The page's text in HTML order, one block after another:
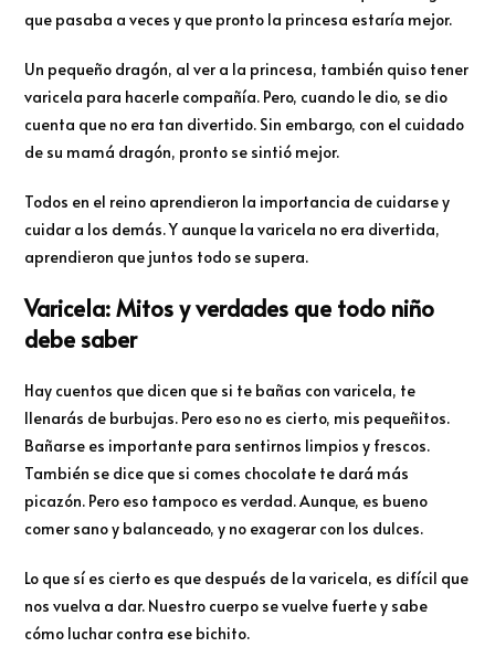
que pasaba a veces y que pronto la princesa estaría mejor.
Un pequeño dragón, al ver a la princesa, también quiso tener
varicela para hacerle compañía. Pero, cuando le dio, se dio
cuenta que no era tan divertido. Sin embargo, con el cuidado
de su mamá dragón, pronto se sintió mejor.
Todos en el reino aprendieron la importancia de cuidarse y
cuidar a los demás. Y aunque la varicela no era divertida,
aprendieron que juntos todo se supera.
Varicela: Mitos y verdades que todo niño
debe saber
Hay cuentos que dicen que si te bañas con varicela, te
llenarás de burbujas. Pero eso no es cierto, mis pequeñitos.
Bañarse es importante para sentirnos limpios y frescos.
También se dice que si comes chocolate te dará más
picazón. Pero eso tampoco es verdad. Aunque, es bueno
comer sano y balanceado, y no exagerar con los dulces.
Lo que sí es cierto es que después de la varicela, es difícil que
nos vuelva a dar. Nuestro cuerpo se vuelve fuerte y sabe
cómo luchar contra ese bichito.